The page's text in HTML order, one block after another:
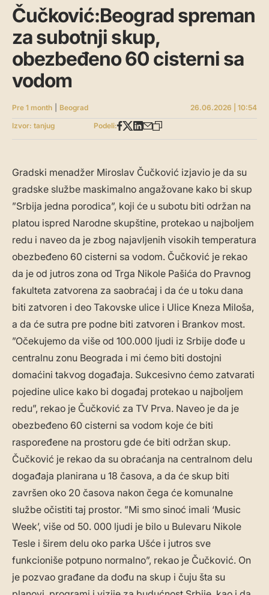
Čučković:Beograd spreman
za subotnji skup,
obezbeđeno 60 cisterni sa
vodom
Pre 1 month Beograd
26.06.2026 | 10:54
Izvor: tanjug
Podeli:
Gradski menadžer Miroslav Čučković izjavio je da su
gradske službe maskimalno angažovane kako bi skup
”Srbija jedna porodica”, koji će u subotu biti održan na
platou ispred Narodne skupštine, protekao u najboljem
redu i naveo da je zbog najavljenih visokih temperatura
obezbeđeno 60 cisterni sa vodom. Čučković je rekao
da je od jutros zona od Trga Nikole Pašića do Pravnog
fakulteta zatvorena za saobraćaj i da će u toku dana
biti zatvoren i deo Takovske ulice i Ulice Kneza Miloša,
a da će sutra pre podne biti zatvoren i Brankov most.
”Očekujemo da više od 100.000 ljudi iz Srbije dođe u
centralnu zonu Beograda i mi ćemo biti dostojni
domaćini takvog događaja. Sukcesivno ćemo zatvarati
pojedine ulice kako bi događaj protekao u najboljem
redu”, rekao je Čučković za TV Prva. Naveo je da je
obezbeđeno 60 cisterni sa vodom koje će biti
raspoređene na prostoru gde će biti održan skup.
Čučković je rekao da su obraćanja na centralnom delu
događaja planirana u 18 časova, a da će skup biti
završen oko 20 časova nakon čega će komunalne
službe očistiti taj prostor. ”Mi smo sinoć imali ‘Music
Week’, više od 50. 000 ljudi je bilo u Bulevaru Nikole
Tesle i širem delu oko parka Ušće i jutros sve
funkcioniše potpuno normalno”, rekao je Čučković. On
je pozvao građane da dođu na skup i čuju šta su